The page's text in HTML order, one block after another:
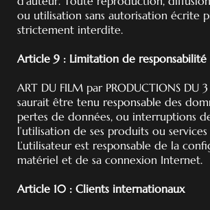
ou utilisation sans autorisation écrite
strictement interdite.
Article 9 : Limitation de responsabilité
ART DU FILM par PRODUCTIONS DU
saurait être tenu responsable des
pertes de données, ou interruptions
l’utilisation de ses produits ou
L’utilisateur est responsable de la
matériel et de sa connexion Internet.
Article 10 : Clients internationaux